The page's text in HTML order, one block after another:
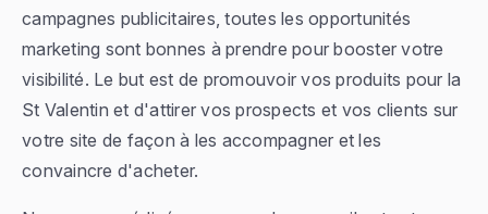
campagnes publicitaires, toutes les opportunités
marketing sont bonnes à prendre pour booster votre
visibilité. Le but est de promouvoir vos produits pour la
St Valentin et d'attirer vos prospects et vos clients sur
votre site de façon à les accompagner et les
convaincre d'acheter.